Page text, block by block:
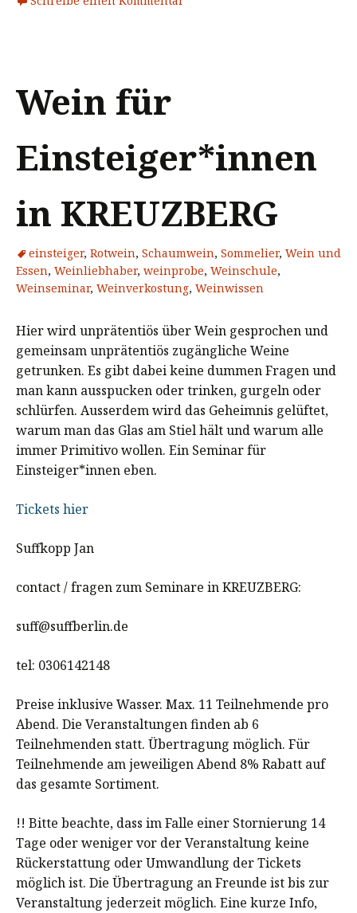
Wein für
Einsteiger*innen
in KREUZBERG
einsteiger, Rotwein, Schaumwein, Sommelier, Wein und
Essen, Weinliebhaber, weinprobe, Weinschule,
Weinseminar, Weinverkostung, Weinwissen
Hier wird unprätentiös über Wein gesprochen und
gemeinsam unprätentiös zugängliche Weine
getrunken. Es gibt dabei keine dummen Fragen und
man kann ausspucken oder trinken, gurgeln oder
schlürfen. Ausserdem wird das Geheimnis gelüftet,
warum man das Glas am Stiel hält und warum alle
immer Primitivo wollen. Ein Seminar für
Einsteiger*innen eben.
Tickets hier
Suffkopp Jan
contact / fragen zum Seminare in KREUZBERG:
suff@suffberlin.de
tel: 0306142148
Preise inklusive Wasser. Max. 11 Teilnehmende pro
Abend. Die Veranstaltungen finden ab 6
Teilnehmenden statt. Übertragung möglich. Für
Teilnehmende am jeweiligen Abend 8% Rabatt auf
das gesamte Sortiment.
!! Bitte beachte, dass im Falle einer Stornierung 14
Tage oder weniger vor der Veranstaltung keine
Rückerstattung oder Umwandlung der Tickets
möglich ist. Die Übertragung an Freunde ist bis zur
Veranstaltung jederzeit möglich. Eine kurze Info,